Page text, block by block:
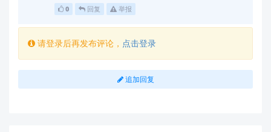
规格书推荐 F2 为
注：
：必须 ≥ 输入电压（例如 36V 输
0 回复 举报
请登录后再发布评论， 点击登录
追加回复